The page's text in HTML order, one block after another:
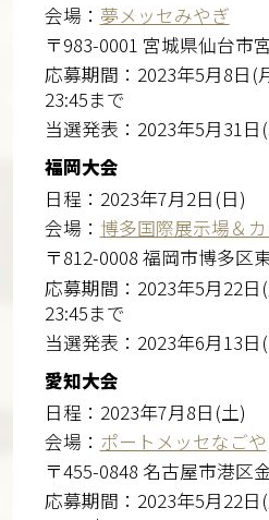
会場： 夢メッセみやぎ
〒983-0001 宮城県仙台市
応募期間：2023年5月8日(
23:45まで
当選発表：2023年5月31日
福岡大会
日程：2023年7月2日(日)
会場： 博多国際展示場＆
〒812-0008 福岡市博多区
応募期間：2023年5月22
23:45まで
当選発表：2023年6月13日
愛知大会
日程：2023年7月8日(土)
会場： ポートメッセなごや
〒455-0848 名古屋市港区
応募期間：2023年5月22